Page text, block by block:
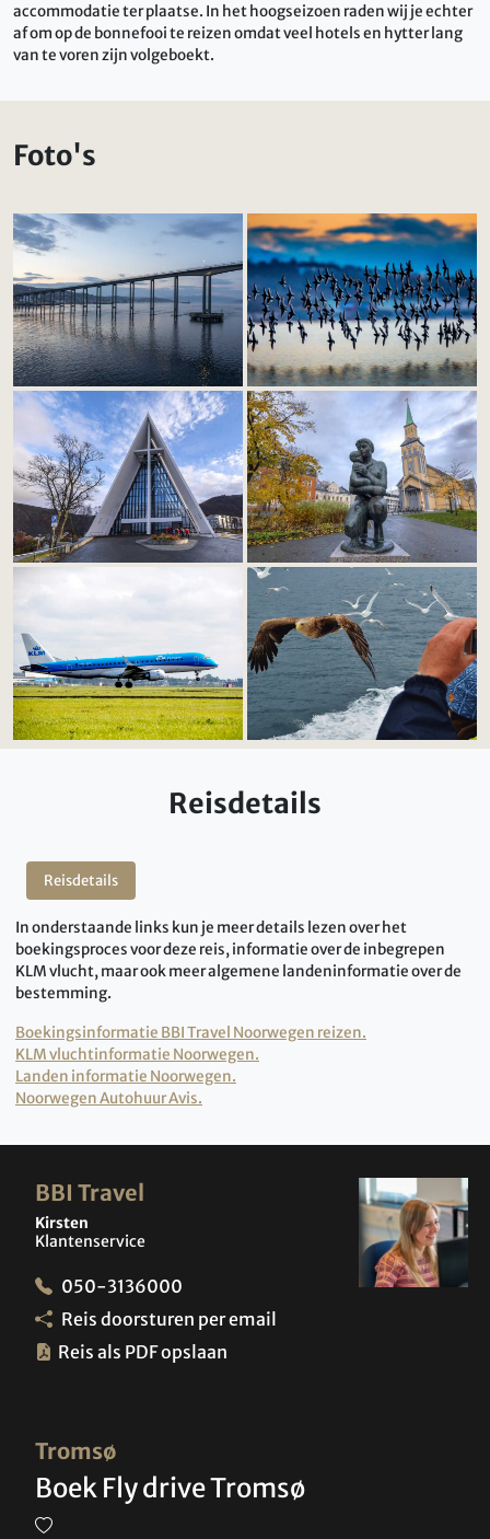
accommodatie ter plaatse. In het hoogseizoen raden wij je echter
af om op de bonnefooi te reizen omdat veel hotels en hytter lang
van te voren zijn volgeboekt.
Foto's
Reisdetails
Reisdetails
In onderstaande links kun je meer details lezen over het
boekingsproces voor deze reis, informatie over de inbegrepen
KLM vlucht, maar ook meer algemene landeninformatie over de
bestemming.
Boekingsinformatie BBI Travel Noorwegen reizen.
KLM vluchtinformatie Noorwegen.
Landen informatie Noorwegen.
Noorwegen Autohuur Avis.
Tromsø
Boek Fly drive Tromsø
BBI Travel
Kirsten
Klantenservice
050-3136000
Reis doorsturen per email
Reis als PDF opslaan